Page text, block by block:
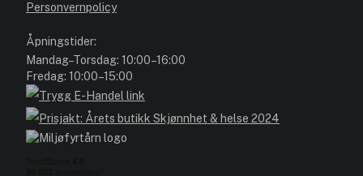
Personvernpolicy
Åpningstider:
Mandag–Torsdag: 10:00–16:00
Fredag: 10:00–15:00